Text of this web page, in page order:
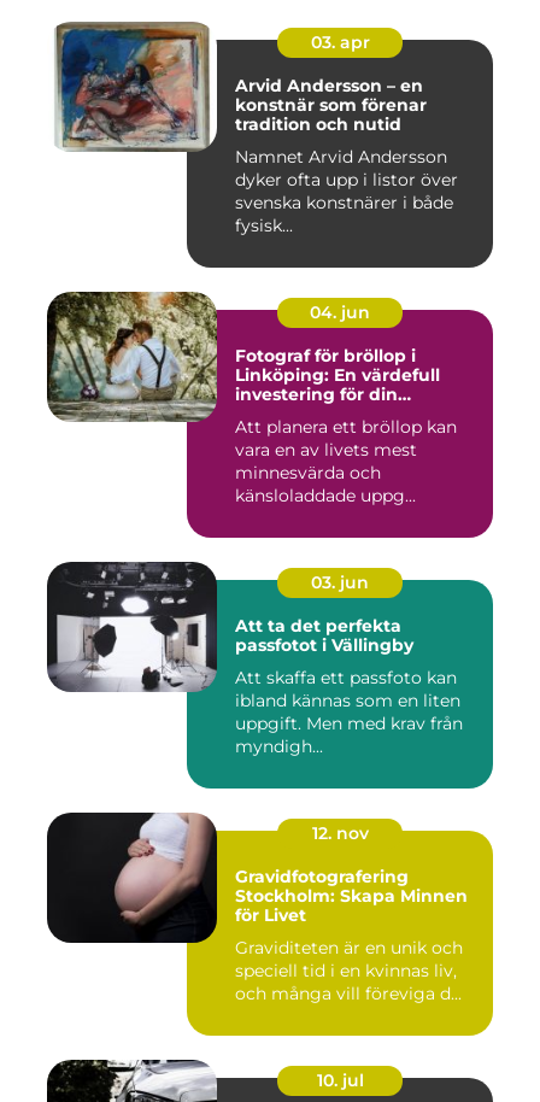
03. apr
Arvid Andersson – en
konstnär som förenar
tradition och nutid
Namnet Arvid Andersson
dyker ofta upp i listor över
svenska konstnärer i både
fysisk...
04. jun
Fotograf för bröllop i
Linköping: En värdefull
investering för din
Att planera ett bröllop kan
vara en av livets mest
minnesvärda och
känsloladdade uppg...
03. jun
Att ta det perfekta
passfotot i Vällingby
Att skaffa ett passfoto kan
ibland kännas som en liten
uppgift. Men med krav från
myndigh...
12. nov
Gravidfotografering
Stockholm: Skapa Minnen
för Livet
Graviditeten är en unik och
speciell tid i en kvinnas liv,
och många vill föreviga d...
10. jul